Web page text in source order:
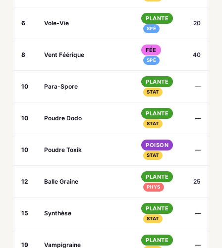
6 Vole-Vie
PLANTE
SPÉ
20
8 Vent Féérique
FÉE
SPÉ
40
10 Para-Spore
PLANTE
STAT
—
10 Poudre Dodo
PLANTE
STAT
—
10 Poudre Toxik
POISON
STAT
—
12 Balle Graine
PLANTE
PHYS
25
15 Synthèse
PLANTE
STAT
—
19 Vampigraine
PLANTE
—